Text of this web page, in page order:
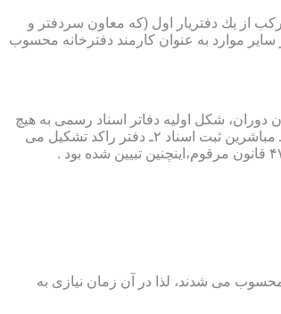
مركب از یك دفتریار اول (كه معاون سردفتر و
سایر موارد به عنوان كارمند دفترخانه محسوب
۱۲۹۰ شمسی بازمی گردد.باید یادآوری نمود كه در آن دوران، شكل اولیه دفاتر اسناد رسمی به هیچ
عنوان جنبه استقلالی نداشته است. مطابق قانون یاد شده، به منظور رسمیت دادن به اسناد قاطبه مردم، دوایر ثبت اسناد به عنوان نهادی دولتی، از دو قسمت ۱ ـ مباشرین ثبت اسناد ۲ـ دفتر راكد تشكیل می
محسوب می شدند، لذا در آن زمان نیازی به